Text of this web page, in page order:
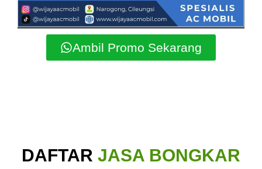
Ambil Promo Sekarang
DAFTAR JASA BONGKAR